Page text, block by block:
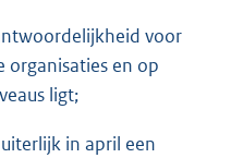
voor
organisaties en op
ligt;
in april een